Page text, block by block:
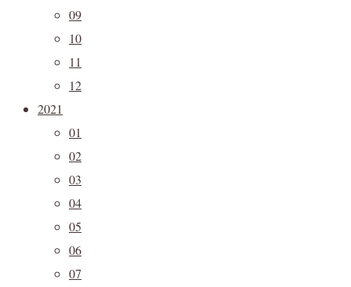
09
10
11
12
2021
01
02
03
04
05
06
07